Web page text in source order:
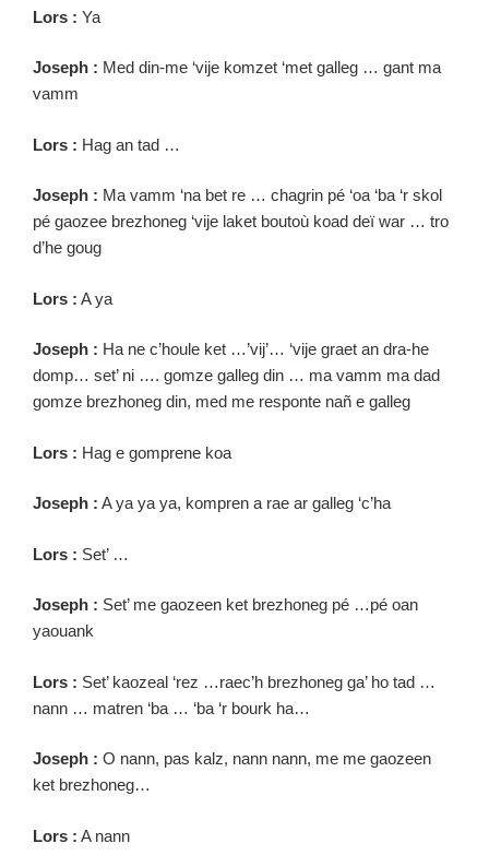
Lors : Ya
Joseph : Med din-me ‘vije komzet ‘met galleg … gant ma
vamm
Lors : Hag an tad …
Joseph : Ma vamm ‘na bet re … chagrin pé ‘oa ‘ba ‘r skol
pé gaozee brezhoneg ‘vije laket boutoù koad deï war … tro
d’he goug
Lors : A ya
Joseph : Ha ne c’houle ket …’vij’… ‘vije graet an dra-he
domp… set’ ni …. gomze galleg din … ma vamm ma dad
gomze brezhoneg din, med me responte nañ e galleg
Lors : Hag e gomprene koa
Joseph : A ya ya ya, kompren a rae ar galleg ‘c’ha
Lors : Set’ …
Joseph : Set’ me gaozeen ket brezhoneg pé …pé oan
yaouank
Lors : Set’ kaozeal ‘rez …raec’h brezhoneg ga’ ho tad …
nann … matren ‘ba … ‘ba ‘r bourk ha…
Joseph : O nann, pas kalz, nann nann, me me gaozeen
ket brezhoneg…
Lors : A nann